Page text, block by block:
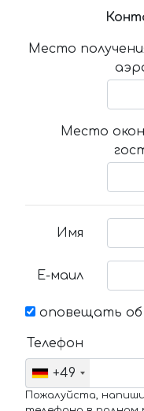
Место
Место
Имя
Е-маил
оповещать об
Телефон
+49
Пожалуйста,